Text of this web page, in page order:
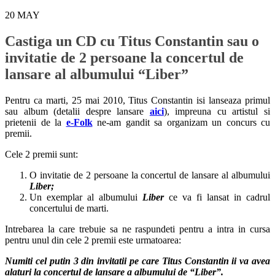
20 MAY
Castiga un CD cu Titus Constantin sau o
invitatie de 2 persoane la concertul de
lansare al albumului “Liber”
Pentru ca marti, 25 mai 2010, Titus Constantin isi lanseaza primul
sau album (detalii despre lansare aici), impreuna cu artistul si
prietenii de la e-Folkne-am gandit sa organizam un concurs cu
premii.
Cele 2 premii sunt:
O invitatie de 2 persoane la concertul de lansare al albumului
Liber;
Un exemplar al albumului Liber ce va fi lansat in cadrul
concertului de marti.
Intrebarea la care trebuie sa ne raspundeti pentru a intra in cursa
pentru unul din cele 2 premii este urmatoarea:
Numiti cel putin 3 din invitatii pe care Titus Constantin ii va avea
alaturi la concertul de lansare a albumului de “Liber”.